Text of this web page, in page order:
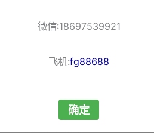
微信:18697539921
飞机:fg88688
确定